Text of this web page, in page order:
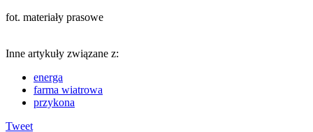
fot. materiały prasowe
Inne artykuły związane z:
energa
farma wiatrowa
przykona
Tweet